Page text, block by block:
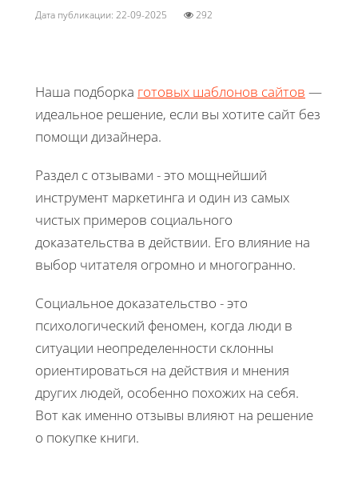
Дата публикации: 22-09-2025 292
Наша подборка готовых шаблонов сайтов —
идеальное решение, если вы хотите сайт без
помощи дизайнера.
Раздел с отзывами - это мощнейший
инструмент маркетинга и один из самых
чистых примеров социального
доказательства в действии. Его влияние на
выбор читателя огромно и многогранно.
Социальное доказательство - это
психологический феномен, когда люди в
ситуации неопределенности склонны
ориентироваться на действия и мнения
других людей, особенно похожих на себя.
Вот как именно отзывы влияют на решение
о покупке книги.